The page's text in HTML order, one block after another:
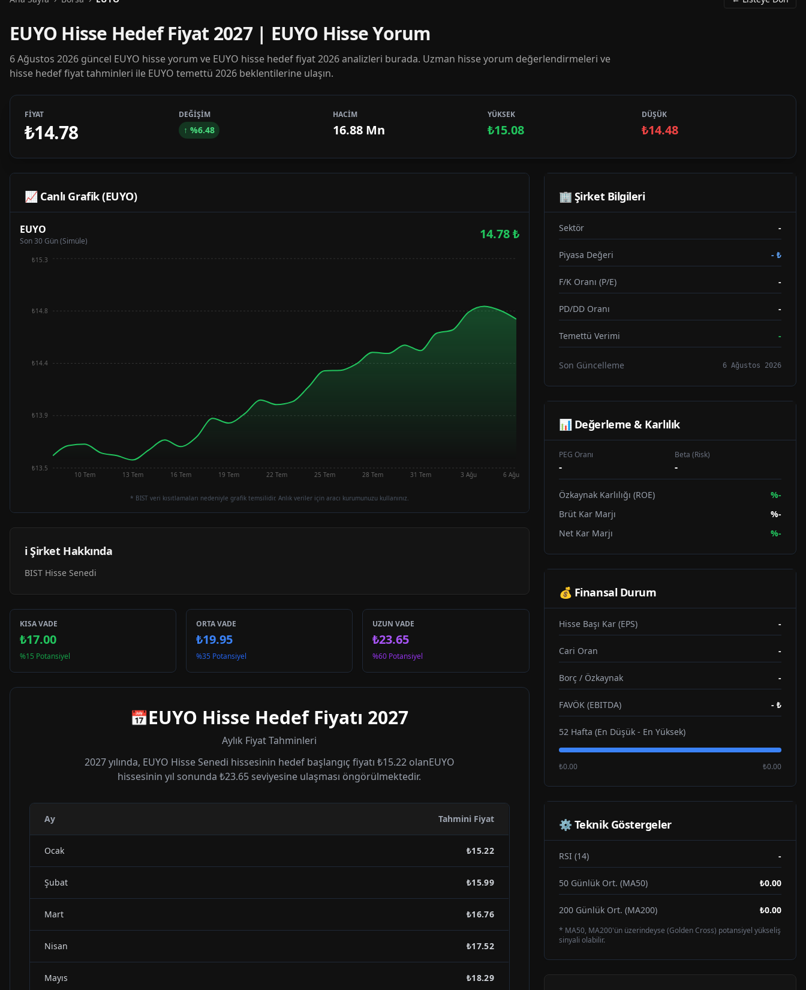
EUYO Hisse Hedef Fiyat 2027 | EUYO Hisse Yorum
6 Ağustos 2026 güncel EUYO hisse yorum ve EUYO hisse hedef fiyat 2026 analizleri burada. Uzman hisse yorum değerlendirmeleri ve
hisse hedef fiyat tahminleri ile EUYO temettü 2026 beklentilerine ulaşın.
FİYAT
₺14.78
DEĞİŞİM
↑ %6.48
HACİM
16.88 Mn
YÜKSEK
₺15.08
DÜŞÜK
₺14.48
📈 Canlı Grafik (EUYO)
EUYO
Son 30 Gün (Simüle) 14.78₺
10 Tem 13 Tem 16 Tem 19 Tem 22 Tem 25 Tem 28 Tem 31 Tem 3 Ağu 6 Ağu
₺13.5
₺13.9
₺14.4
₺14.8
₺15.3
* BIST veri kısıtlamaları nedeniyle grafik temsilidir. Anlık veriler için aracı kurumunuzu kullanınız.
ℹ️ Şirket Hakkında
BIST Hisse Senedi
KISA VADE
₺17.00
%15 Potansiyel
ORTA VADE
₺19.95
%35 Potansiyel
UZUN VADE
₺23.65
%60 Potansiyel
📅EUYO Hisse Hedef Fiyatı 2027
Aylık Fiyat Tahminleri
2027yılında, EUYO Hisse Senedi hissesinin hedef başlangıç fiyatı ₺15.22olanEUYO
hissesinin yıl sonunda₺23.65 seviyesine ulaşması öngörülmektedir.
Ay Tahmini Fiyat
Ocak ₺15.22
Şubat ₺15.99
Mart ₺16.76
Nisan ₺17.52
Mayıs ₺18.29
🏢 Şirket Bilgileri
Sektör -
Piyasa Değeri - ₺
F/K Oranı (P/E) -
PD/DD Oranı -
Temettü Verimi -
Son Güncelleme 6 Ağustos 2026
📊 Değerleme & Karlılık
PEG Oranı
-
Beta (Risk)
-
Özkaynak Karlılığı (ROE) %-
Brüt Kar Marjı
%-
Net Kar Marjı
%-
💰 Finansal Durum
Hisse Başı Kar (EPS) -
Cari Oran -
Borç / Özkaynak -
FAVÖK (EBITDA) - ₺
52 Hafta (En Düşük - En Yüksek)
₺0.00 ₺0.00
⚙️ Teknik Göstergeler
RSI (14) -
50 Günlük Ort. (MA50) ₺0.00
200 Günlük Ort. (MA200) ₺0.00
* MA50, MA200'ün üzerindeyse (Golden Cross) potansiyel yükseliş
sinyali olabilir.